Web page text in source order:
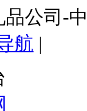
公司-
航 |